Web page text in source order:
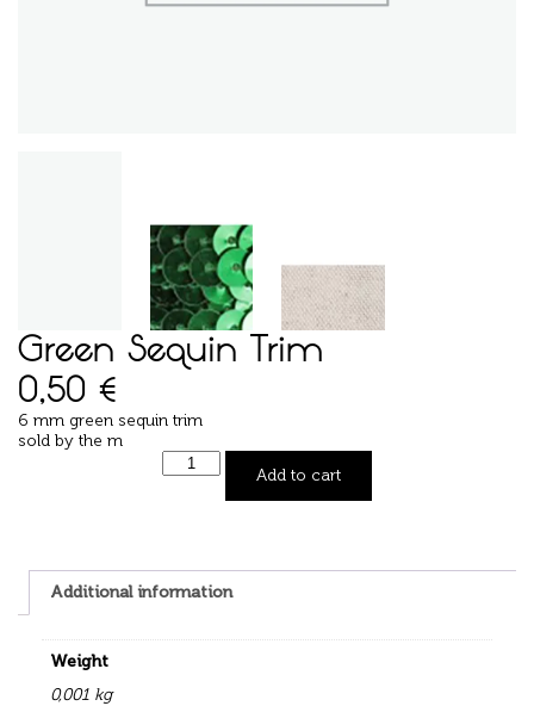
Green Sequin Trim
0,50 €
6 mm green sequin trim
sold by the m
Add to cart
Additional information
Weight
0,001 kg